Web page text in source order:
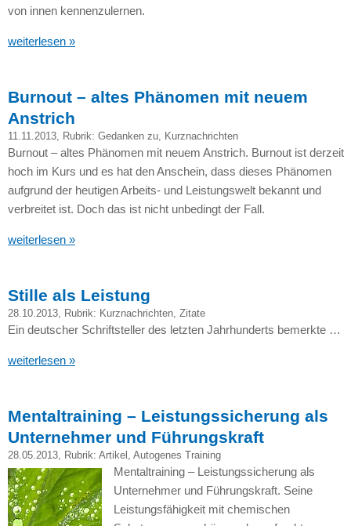
von innen kennenzulernen.
weiterlesen »
Burnout – altes Phänomen mit neuem
Anstrich
11.11.2013, Rubrik: Gedanken zu, Kurznachrichten
Burnout – altes Phänomen mit neuem Anstrich. Burnout ist derzeit
hoch im Kurs und es hat den Anschein, dass dieses Phänomen
aufgrund der heutigen Arbeits- und Leistungswelt bekannt und
verbreitet ist. Doch das ist nicht unbedingt der Fall.
weiterlesen »
Stille als Leistung
28.10.2013, Rubrik: Kurznachrichten, Zitate
Ein deutscher Schriftsteller des letzten Jahrhunderts bemerkte …
weiterlesen »
Mentaltraining – Leistungssicherung als
Unternehmer und Führungskraft
28.05.2013, Rubrik: Artikel Autogenes Training
Mentaltraining – Leistungssicherung als
Unternehmer und Führungskraft. Seine
Leistungsfähigkeit mit chemischen